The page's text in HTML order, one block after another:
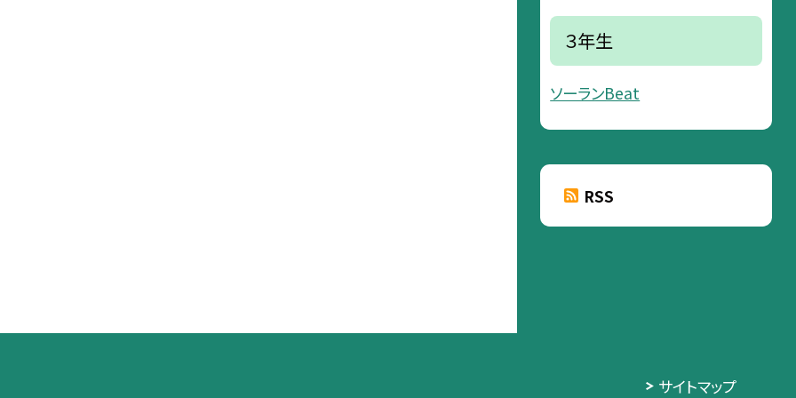
３年生
ソーランBeat
RSS
サイトマップ